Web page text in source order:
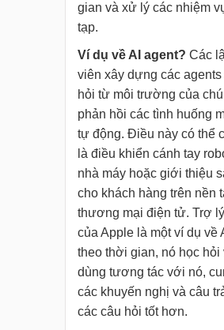
gian và xử lý các nhiệm
tạp.
Ví dụ về AI agent? Các
viên xây dựng các agents
hỏi từ môi trường của
phản hồi các tình huống
tự động. Điều này có thể
là điều khiển cánh tay
nhà máy hoặc giới thiệu
cho khách hàng trên nền
thương mại điện tử. Trợ
của Apple là một ví dụ về
theo thời gian, nó học
dùng tương tác với nó,
các khuyến nghị và câu
các câu hỏi tốt hơn.